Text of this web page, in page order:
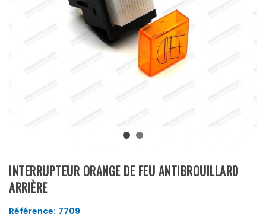
INTERRUPTEUR ORANGE DE FEU ANTIBROUILLARD
ARRIÈRE
Référence: 7709